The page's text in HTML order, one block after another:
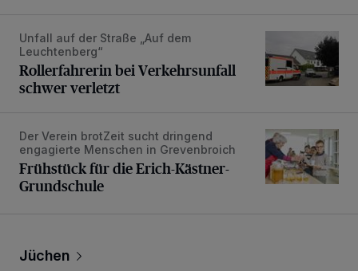
Rollerfahrerin bei Verkehrsunfall schwer verletzt
Unfall auf der Straße „Auf dem
Leuchtenberg“
Rollerfahrerin bei Verkehrsunfall
schwer verletzt
Frühstück für die Erich-Kästner-Grundschule
Der Verein brotZeit sucht dringend
engagierte Menschen in Grevenbroich
Frühstück für die Erich-Kästner-
Grundschule
Jüchen